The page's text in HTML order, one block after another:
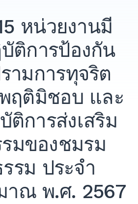
หน่วยงานมี
ติการป้องกัน
ามการทุจริต
ฤติมิชอบ และ
ติการส่งเสริม
มของชมรม
รม ประจำ
าณ พ.ศ. 2567